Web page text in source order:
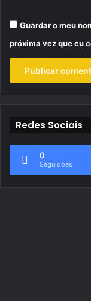
Guardar o meu
próxima vez que eu
Redes Sociais
0
Seguidoes